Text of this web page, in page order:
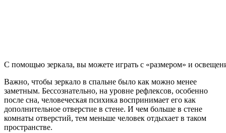
С помощью зеркала, вы можете играть с «размером» и
Важно, чтобы зеркало в спальне было как можно менее
заметным. Бессознательно, на уровне рефлексов, особенно
после сна, человеческая психика воспринимает его как
дополнительное отверстие в стене. И чем больше в стене
комнаты отверстий, тем меньше человек отдыхает в таком
пространстве.